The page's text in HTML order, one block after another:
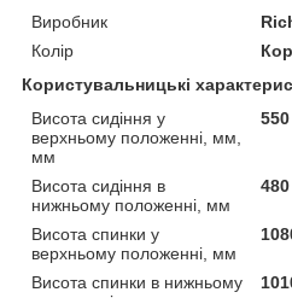
Виробник
Колір
Користувальницькі
Висота сидіння у
верхньому положенні, мм,
мм
550
Висота сидіння в
нижньому положенні, мм
480
Висота спинки у
верхньому положенні, мм
Висота спинки в нижньому